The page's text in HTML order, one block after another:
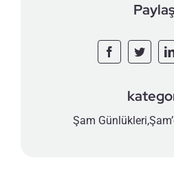
Şam Günlükleri,